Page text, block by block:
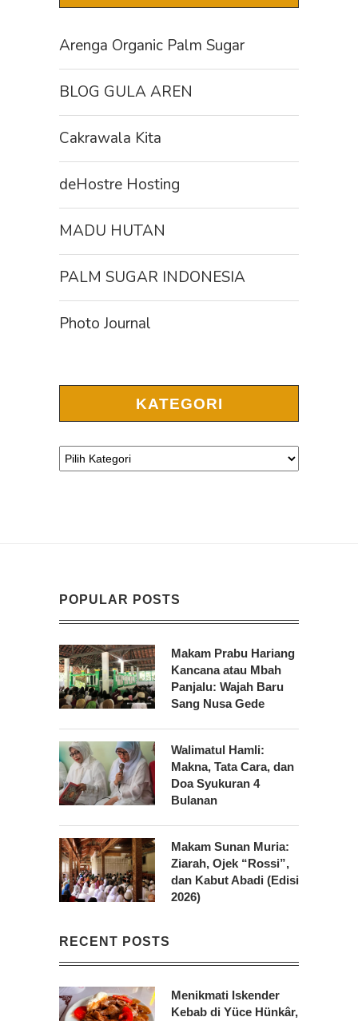
Arenga Organic Palm Sugar
BLOG GULA AREN
Cakrawala Kita
deHostre Hosting
MADU HUTAN
PALM SUGAR INDONESIA
Photo Journal
KATEGORI
POPULAR POSTS
Makam Prabu Hariang
Kancana atau Mbah
Panjalu: Wajah Baru
Sang Nusa Gede
Walimatul Hamli:
Makna, Tata Cara, dan
Doa Syukuran 4
Bulanan
Makam Sunan Muria:
Ziarah, Ojek “Rossi”,
dan Kabut Abadi (Edisi
2026)
RECENT POSTS
Menikmati Iskender
Kebab di Yüce Hünkâr,